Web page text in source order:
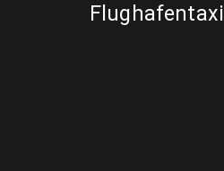
Flughafentaxi